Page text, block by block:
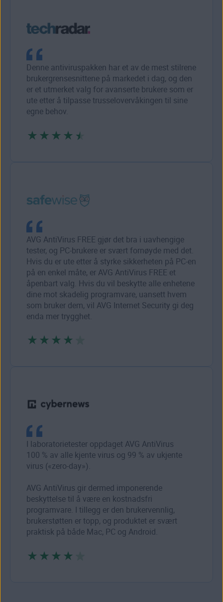
Denne antiviruspakken har et av de mest stilrene
brukergrensesnittene på markedet i dag, og den
er et utmerket valg for avanserte brukere som er
ute etter å tilpasse trusselovervåkingen til sine
egne behov.
AVG AntiVirus FREE gjør det bra i uavhengige
tester, og PC-brukere er svært fornøyde med det.
Hvis du er ute etter å styrke sikkerheten på PC-en
på en enkel måte, er AVG AntiVirus FREE et
åpenbart valg. Hvis du vil beskytte alle enhetene
dine mot skadelig programvare, uansett hvem
som bruker dem, vil AVG Internet Security gi deg
enda mer trygghet.
I laboratorietester oppdaget AVG AntiVirus
100 % av alle kjente virus og 99 % av ukjente
virus («zero-day»).
AVG AntiVirus gir dermed imponerende
beskyttelse til å være en kostnadsfri
programvare. I tillegg er den brukervennlig,
brukerstøtten er topp, og produktet er svært
praktisk på både Mac, PC og Android.